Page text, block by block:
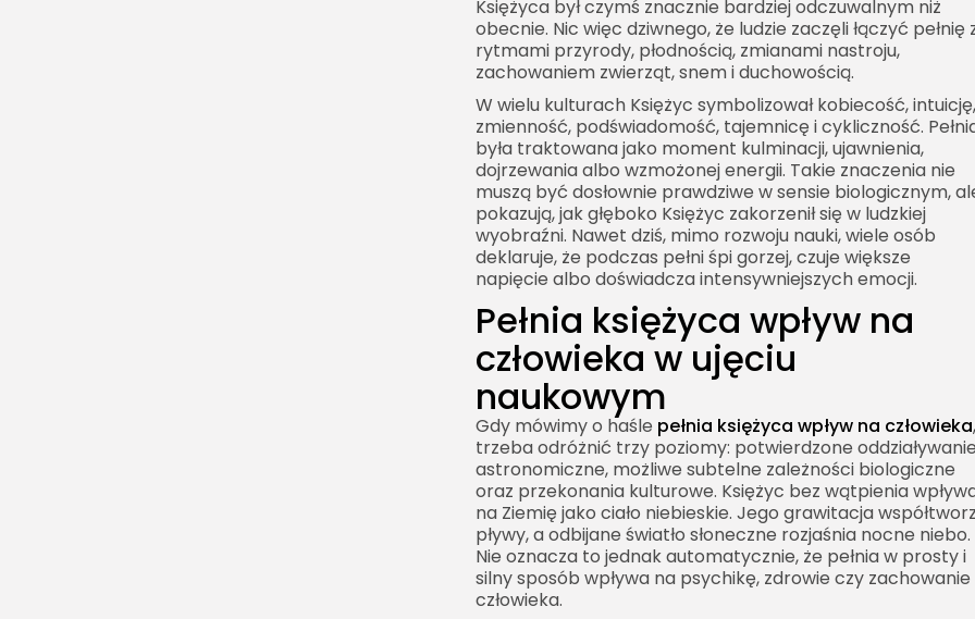
Księżyca był czymś znacznie bardziej odczuwalnym niż
obecnie. Nic więc dziwnego, że ludzie zaczęli łączyć pełnię
rytmami przyrody, płodnością, zmianami nastroju,
zachowaniem zwierząt, snem i duchowością.
W wielu kulturach Księżyc symbolizował kobiecość, intuicję,
zmienność, podświadomość, tajemnicę i cykliczność.
była traktowana jako moment kulminacji, ujawnienia,
dojrzewania albo wzmożonej energii. Takie znaczenia nie
muszą być dosłownie prawdziwe w sensie biologicznym,
pokazują, jak głęboko Księżyc zakorzenił się w ludzkiej
wyobraźni. Nawet dziś, mimo rozwoju nauki, wiele osób
deklaruje, że podczas pełni śpi gorzej, czuje większe
napięcie albo doświadcza intensywniejszych emocji.
Pełnia księżyca wpływ na
człowieka w ujęciu
naukowym
Gdy mówimy o haśle pełnia księżyca wpływ na człowieka,
trzeba odróżnić trzy poziomy: potwierdzone
astronomiczne, możliwe subtelne zależności biologiczne
oraz przekonania kulturowe. Księżyc bez wątpienia
na Ziemię jako ciało niebieskie. Jego grawitacja
pływy, a odbijane światło słoneczne rozjaśnia nocne niebo.
Nie oznacza to jednak automatycznie, że pełnia w prosty i
silny sposób wpływa na psychikę, zdrowie czy zachowanie
człowieka.